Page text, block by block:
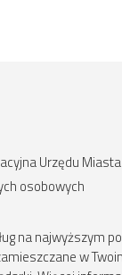
Urzędu
osobowych
na najwyższym
w